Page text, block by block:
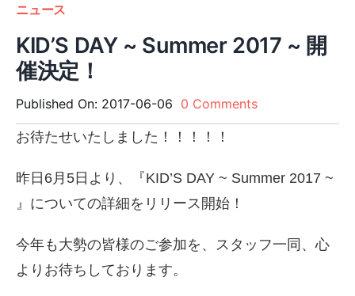
ニュース
KID’S DAY ~ Summer 2017 ~ 開
催決定！
Published On: 2017-06-06 0 Commentson
2017
決
お待たせいたしました！！！！！
昨日6月5日より、『KID’S DAY ~ Summer 2017 ~
』についての詳細をリリース開始！
今年も大勢の皆様のご参加を、スタッフ一同、心
よりお待ちしております。